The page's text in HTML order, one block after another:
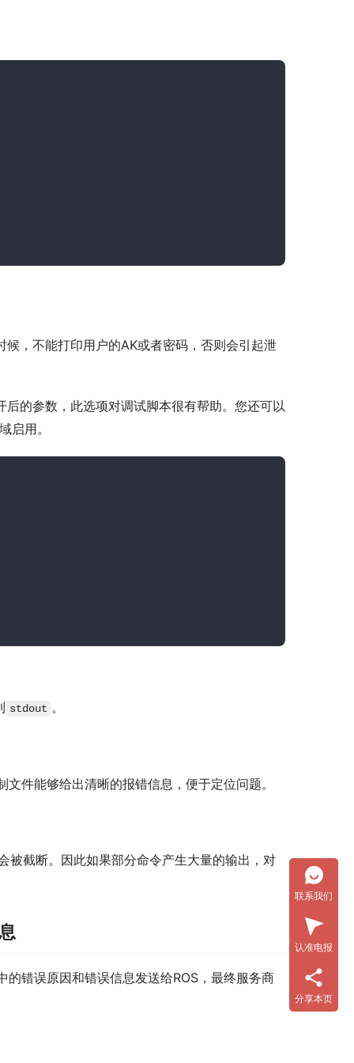
，不能打印用户的AK或者密码，否则会引起泄
的参数，此选项对调试脚本很有帮助。您还可以
启用。
stdout 。
件能够给出清晰的报错信息，便于定位问题。
被截断。因此如果部分命令产生大量的输出，对
的错误原因和错误信息发送给ROS，最终服务商
联系我们
认准电报
分享本页